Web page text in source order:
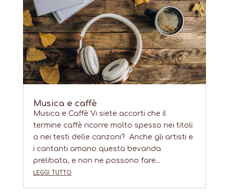
Musica e caffè
Musica e Caffè Vi siete accorti che il
termine caffè ricorre molto spesso nei titoli
o nei testi delle canzoni? Anche gli artisti e
i cantanti amano questa bevanda
prelibata, e non ne possono fare...
leggi tutto